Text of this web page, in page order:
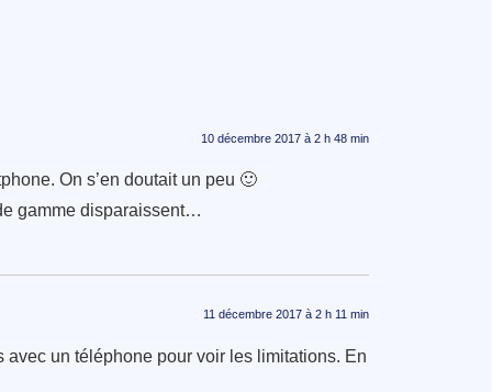
10 décembre 2017 à 2 h 48 min
On s’en doutait un peu 🙂
gamme disparaissent…
11 décembre 2017 à 2 h 11 min
un téléphone pour voir les limitations. En